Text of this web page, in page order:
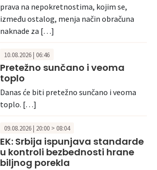
prava na nepokretnostima, kojim se,
između ostalog, menja način obračuna
naknade za […]
10.08.2026 | 06:46
Pretežno sunčano i veoma
toplo
Danas će biti pretežno sunčano i veoma
toplo. […]
09.08.2026 | 20:00 > 08:04
EK: Srbija ispunjava standarde
u kontroli bezbednosti hrane
biljnog porekla